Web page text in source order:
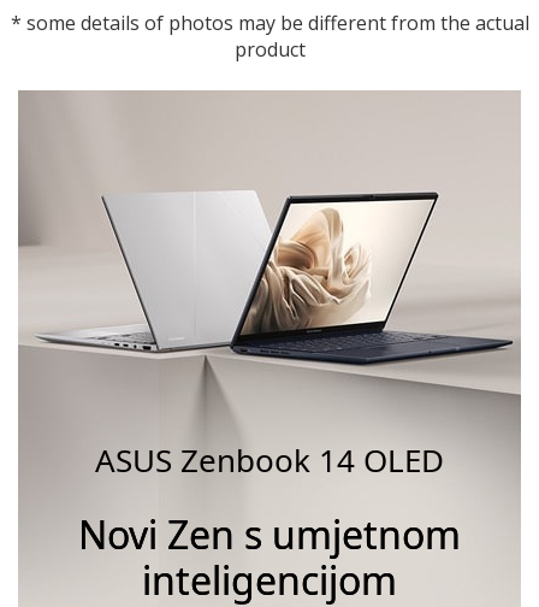
* some details of photos may be different from the actual
product
ASUS Zenbook 14 OLED
Novi Zen s umjetnom
inteligencijom